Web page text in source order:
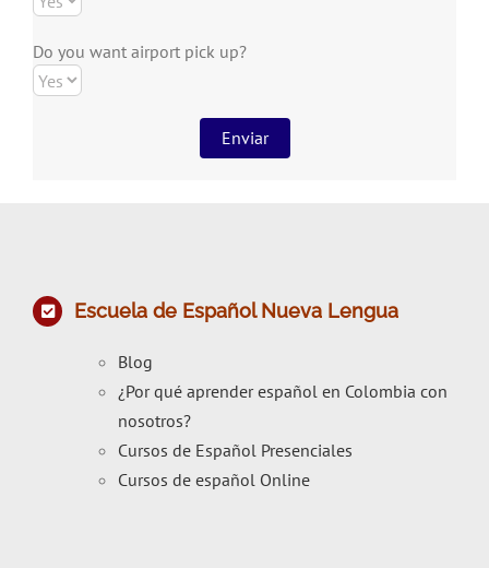
Do you want airport pick up?
Escuela de Español Nueva Lengua
Blog
¿Por qué aprender español en Colombia con
nosotros?
Cursos de Español Presenciales
Cursos de español Online